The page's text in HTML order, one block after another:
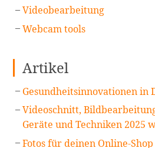
Videobearbeitung
Webcam tools
Artikel
Gesundheitsinnovationen in
Videoschnitt,
Geräte und Techniken 2025
Fotos für deinen Online-